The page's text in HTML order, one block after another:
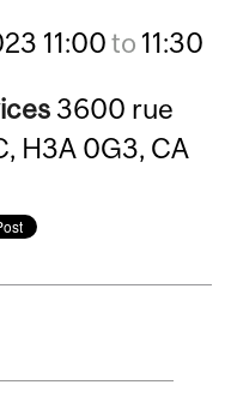
11:00to 11:30
3600 rue
H3A 0G3, CA